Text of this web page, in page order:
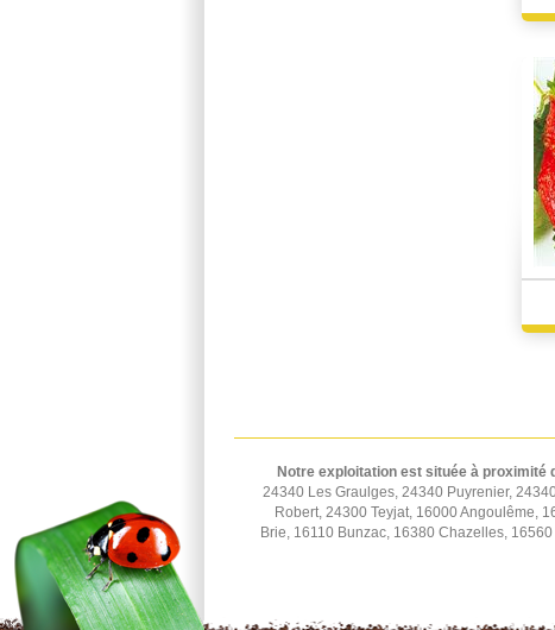
Notre exploitation est située à proximité
24340 Les Graulges, 24340 Puyrenier,
Robert, 24300 Teyjat, 16000 Angoulême,
Brie, 16110 Bunzac, 16380 Chazelles,